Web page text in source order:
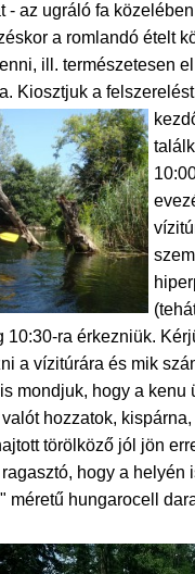
- az ugráló fa
a romlandó ételt
ill. természetesen
Kiosztjuk a
10:30-ra érkezniük.
a vízitúrára és mik
mondjuk, hogy a kenu
hozzatok,
törölköző jól jön
hogy a helyén
méretű hungarocell